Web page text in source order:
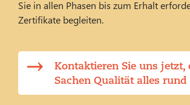
Sie in allen Phasen bis zum Erhalt
Zertifikate begleiten.
Kontaktieren Sie uns
Sachen Qualität alles